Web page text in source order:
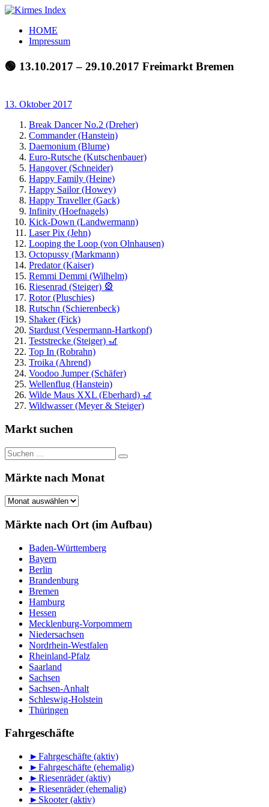
Zum
springen
Kirmes
Index
Tourpläne
der
letzten
HOME
Impressum
🟢 13.10.2017 – 29.10.2017 Freimarkt Bremen
13. Oktober 2017
Break Dancer No.2 (Dreher)
Commander (Hanstein)
Daemonium (Blume)
Euro-Rutsche (Kutschenbauer)
Hangover (Schneider)
Happy Family (Heine)
Happy Sailor (Howey)
Happy Traveller (Gack)
Infinity (Hoefnagels)
Kick-Down (Landwermann)
Laser Pix (Jehn)
Looping the Loop (von Olnhausen)
Octopussy (Markmann)
Predator (Kaiser)
Remmi Demmi (Wilhelm)
Riesenrad (Steiger) 🎡
Rotor (Pluschies)
Rutschn (Schierenbeck)
Shaker (Fick)
Stardust (Vespermann-Hartkopf)
Teststrecke (Steiger) 🎢
Top In (Robrahn)
Troika (Ahrend)
Voodoo Jumper (Schäfer)
Wellenflug (Hanstein)
Wilde Maus XXL (Eberhard) 🎢
Wildwasser (Meyer & Steiger)
Markt suchen
Suchen
nach:
Suchen
Märkte nach Monat
Märkte
Monat
Märkte nach Ort (im Aufbau)
Baden-Württemberg
Bayern
Berlin
Brandenburg
Bremen
Hamburg
Hessen
Mecklenburg-Vorpommern
Niedersachsen
Nordrhein-Westfalen
Rheinland-Pfalz
Saarland
Sachsen
Sachsen-Anhalt
Schleswig-Holstein
Thüringen
Fahrgeschäfte
►Fahrgeschäfte (aktiv)
►Fahrgeschäfte (ehemalig)
►Riesenräder (aktiv)
►Riesenräder (ehemalig)
► Skooter (aktiv)